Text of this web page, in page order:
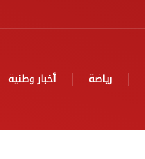
رياضة أخبار وطنية